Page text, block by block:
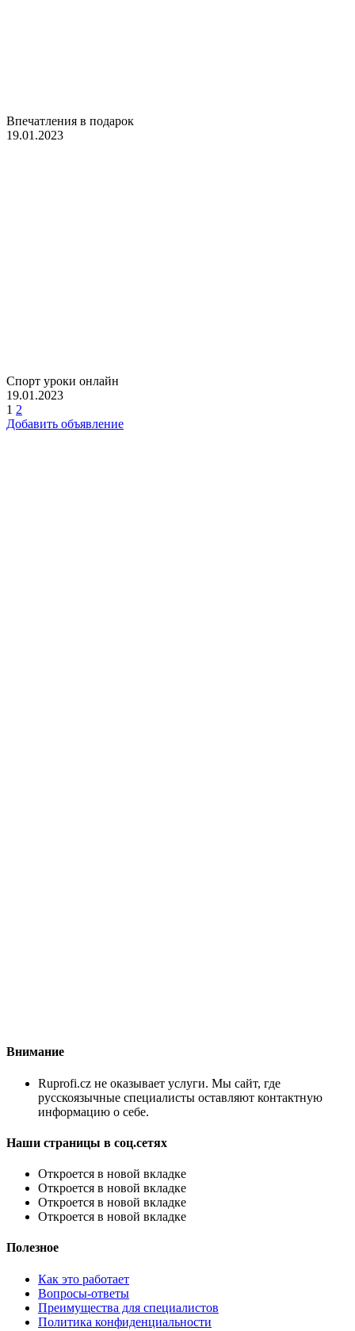
Впечатления в подарок
19.01.2023
Спорт уроки онлайн
19.01.2023
1 2
Добавить объявление
Внимание
Ruprofi.cz не оказывает услуги. Мы сайт, где
русскоязычные специалисты оставляют контактную
информацию о себе.
Наши страницы в соц.сетях
Откроется в новой вкладке
Откроется в новой вкладке
Откроется в новой вкладке
Откроется в новой вкладке
Полезное
Как это работает
Вопросы-ответы
Преимущества для специалистов
Политика конфиденциальности